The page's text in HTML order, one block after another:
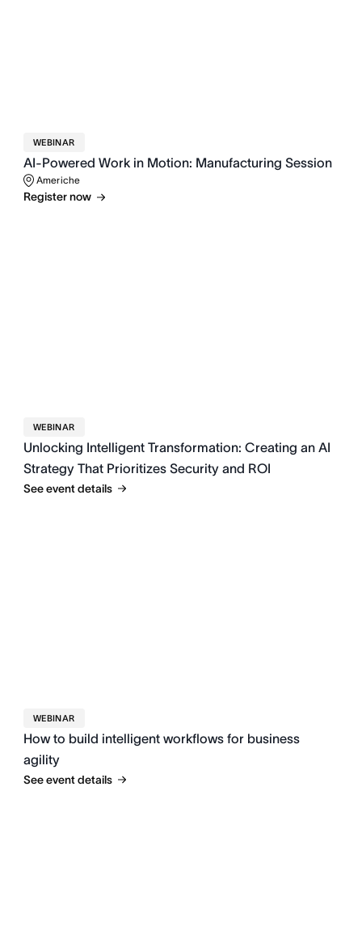
WEBINAR
AI-Powered Work in Motion: Manufacturing Session
Americhe
Register now
WEBINAR
Unlocking Intelligent Transformation: Creating an AI
Strategy That Prioritizes Security and ROI
See event details
WEBINAR
How to build intelligent workflows for business
agility
See event details